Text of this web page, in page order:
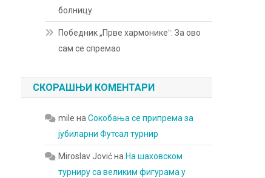
болницу
Победник „Прве хармоникеˮ: За ово
сам се спремао
СКОРАШЊИ КОМЕНТАРИ
mile наСокобања се припрема за
јубиларни Футсал турнир
Miroslav Jovićна На шаховском
турниру са великим фигурама у